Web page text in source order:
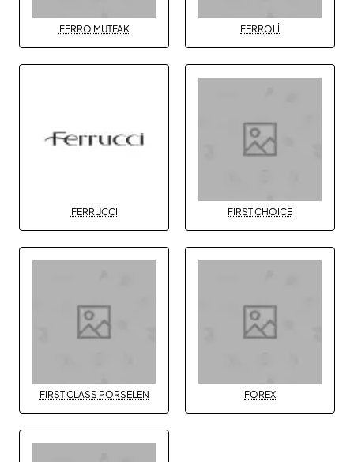
FERRO MUTFAK FERROLİ
FERRUCCI FIRST CHOICE
FIRST CLASS PORSELEN FOREX